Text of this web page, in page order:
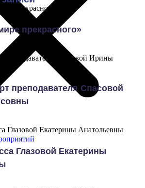
прекрасного»
преподавателя Спасовой
Глазовой Екатерины